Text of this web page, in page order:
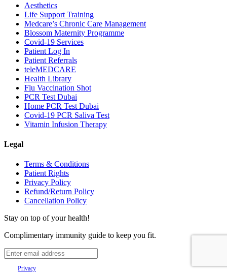
Aesthetics
Life Support Training
Medcare’s Chronic Care Management
Blossom Maternity Programme
Covid-19 Services
Patient Log In
Patient Referrals
teleMEDCARE
Health Library
Flu Vaccination Shot
PCR Test Dubai
Home PCR Test Dubai
Covid-19 PCR Saliva Test
Vitamin Infusion Therapy
Legal
Terms & Conditions
Patient Rights
Privacy Policy
Refund/Return Policy
Cancellation Policy
Stay on top of your health!
Complimentary immunity guide to keep you fit.
Privacy